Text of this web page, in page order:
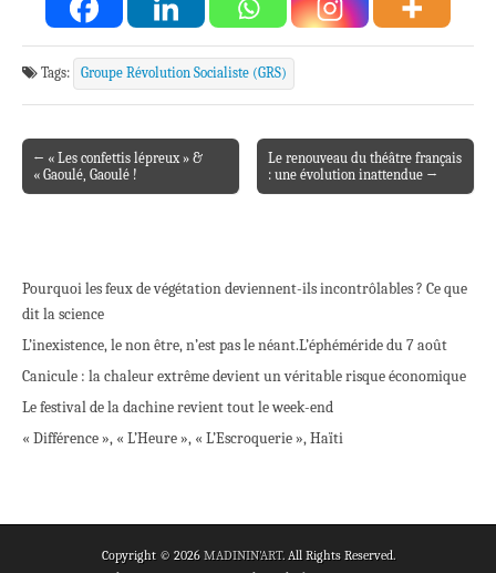
Tags: Groupe Révolution Socialiste (GRS)
Post navigation
← « Les confettis lépreux » &
« Gaoulé, Gaoulé !
Le renouveau du théâtre français
: une évolution inattendue →
Pourquoi les feux de végétation deviennent-ils incontrôlables ? Ce que
dit la science
L’inexistence, le non être, n’est pas le néant.L’éphéméride du 7 août
Canicule : la chaleur extrême devient un véritable risque économique
Le festival de la dachine revient tout le week-end
« Différence », « L’Heure », « L’Escroquerie », Haïti
Copyright © 2026 MADININ'ART. All Rights Reserved.